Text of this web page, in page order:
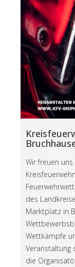
Wir freuen
des
Marktplatz in
Wettkämpfe
Veranstaltung
die